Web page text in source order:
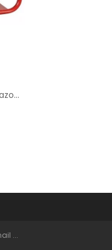
Agregat prądotwórczy trójfazowy Endress ESE 606 DHS-GT ES